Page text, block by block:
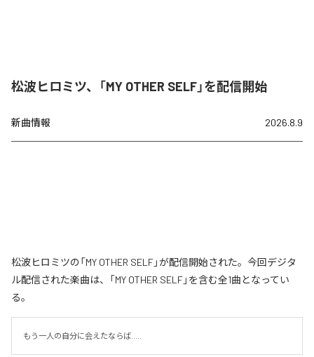
松波ヒロミツ、「MY OTHER SELF」を配信開始
新曲情報 2026.8.9
松波ヒロミツの「MY OTHER SELF」が配信開始された。今回デジタ
ル配信された楽曲は、「MY OTHER SELF」を含む全1曲となってい
る。
もう一人の自分に会えたならば.....